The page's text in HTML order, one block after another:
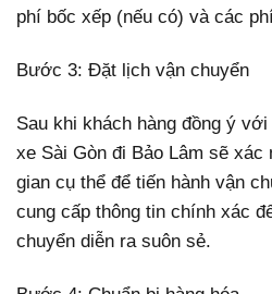
phí bốc xếp (nếu có) và các
Bước 3: Đặt lịch vận chuyển
Sau khi khách hàng đồng ý
xe Sài Gòn đi Bảo Lâm sẽ
gian cụ thể để tiến hành vận
cung cấp thông tin chính xác
chuyển diễn ra suôn sẻ.